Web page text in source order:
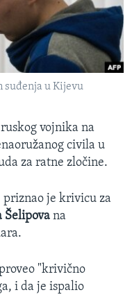
suđenja u Kijevu
vojnika na
civila u
za ratne zločine.
priznao je krivicu za
Šelipova na
"krivično
i da je ispalio